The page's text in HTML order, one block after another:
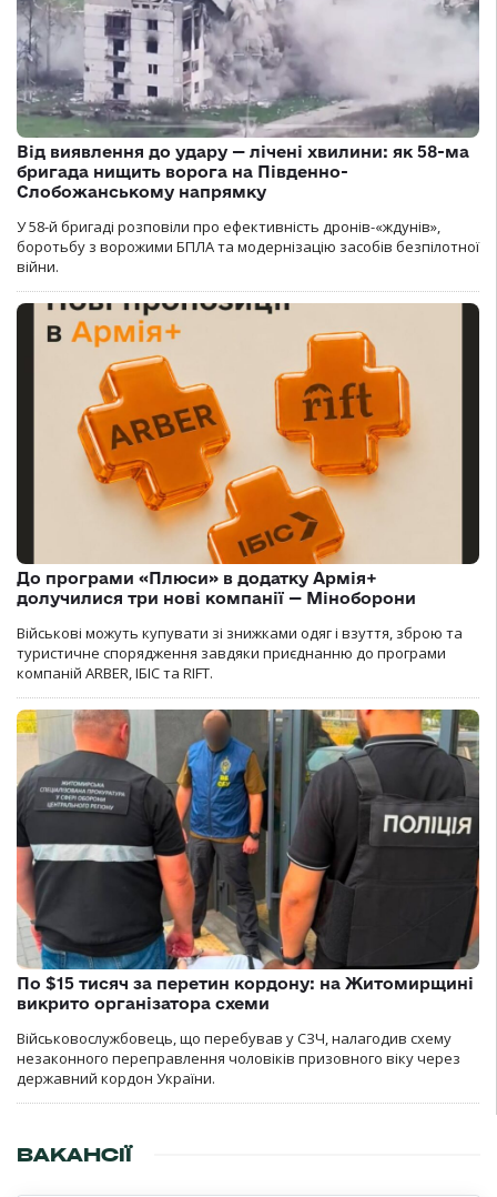
Від виявлення до удару — лічені хвилини: як 58-ма
бригада нищить ворога на Південно-
Слобожанському напрямку
У 58-й бригаді розповіли про ефективність дронів-«ждунів»,
боротьбу з ворожими БПЛА та модернізацію засобів безпілотної
війни.
До програми «Плюси» в додатку Армія+
долучилися три нові компанії — Міноборони
Військові можуть купувати зі знижками одяг і взуття, зброю та
туристичне спорядження завдяки приєднанню до програми
компаній ARBER, ІБІС та RIFT.
По $15 тисяч за перетин кордону: на Житомирщині
викрито організатора схеми
Військовослужбовець, що перебував у СЗЧ, налагодив схему
незаконного переправлення чоловіків призовного віку через
державний кордон України.
ВАКАНСІЇ